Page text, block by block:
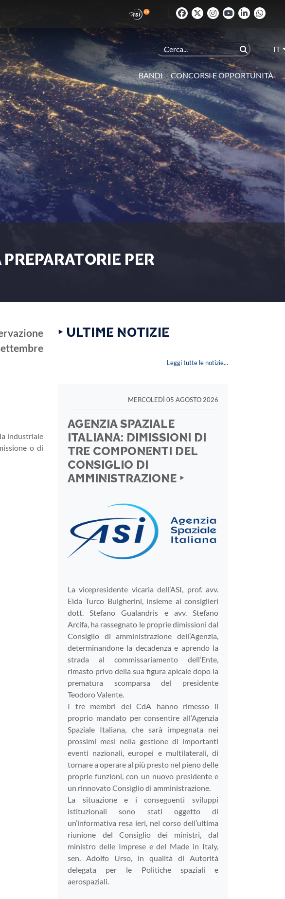
IT
BANDI CONCORSI E OPPORTUNITÀ
PER
industriale
o di
‣ ULTIME NOTIZIE
Leggi tutte le notizie...
MERCOLEDÌ 05 AGOSTO 2026
AGENZIA SPAZIALE
ITALIANA: DIMISSIONI DI
TRE COMPONENTI DEL
CONSIGLIO DI
AMMINISTRAZIONE ‣
La vicepresidente vicaria dell’ASI, prof. avv.
Elda Turco Bulgherini, insieme ai consiglieri
dott. Stefano Gualandris e avv. Stefano
Arcifa, ha rassegnato le proprie dimissioni dal
Consiglio di amministrazione dell’Agenzia,
determinandone la decadenza e aprendo la
strada al commissariamento dell’Ente,
rimasto privo della sua figura apicale dopo la
prematura scomparsa del presidente
Teodoro Valente.
I tre membri del CdA hanno rimesso il
proprio mandato per consentire all’Agenzia
Spaziale Italiana, che sarà impegnata nei
prossimi mesi nella gestione di importanti
eventi nazionali, europei e multilaterali, di
tornare a operare al più presto nel pieno delle
proprie funzioni, con un nuovo presidente e
un rinnovato Consiglio di amministrazione.
La situazione e i conseguenti sviluppi
istituzionali sono stati oggetto di
un’informativa resa ieri, nel corso dell’ultima
riunione del Consiglio dei ministri, dal
ministro delle Imprese e del Made in Italy,
sen. Adolfo Urso, in qualità di Autorità
delegata per le Politiche spaziali e
aerospaziali.